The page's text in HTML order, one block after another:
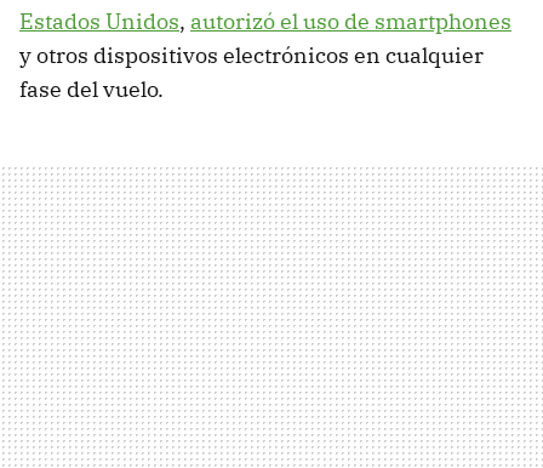
Estados Unidos, autorizó el uso de smartphones
y otros dispositivos electrónicos en cualquier
fase del vuelo.